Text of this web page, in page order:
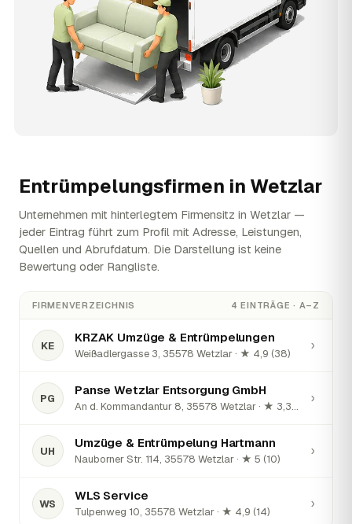
Entrümpelungsfirmen in Wetzlar
Unternehmen mit hinterlegtem Firmensitz in Wetzlar —
jeder Eintrag führt zum Profil mit Adresse, Leistungen,
Quellen und Abrufdatum. Die Darstellung ist keine
Bewertung oder Rangliste.
FIRMENVERZEICHNIS 4 EINTRÄGE · A–Z
KE
KRZAK Umzüge & Entrümpelungen
Weißadlergasse 3, 35578 Wetzlar · ★ 4,9 (38)
›
PG
Panse Wetzlar Entsorgung GmbH
An d. Kommandantur 8, 35578 Wetzlar · ★ 3,3 (7)
›
UH
Umzüge & Entrümpelung Hartmann
Nauborner Str. 114, 35578 Wetzlar · ★ 5 (10)
›
WS
WLS Service
Tulpenweg 10, 35578 Wetzlar · ★ 4,9 (14)
›